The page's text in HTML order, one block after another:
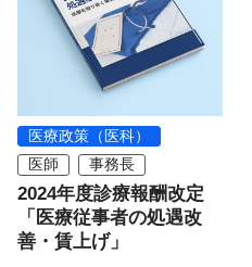
医療政策（医科）
医師
事務長
2024年度診療報酬改定
「医療従事者の処遇改
善・賃上げ」